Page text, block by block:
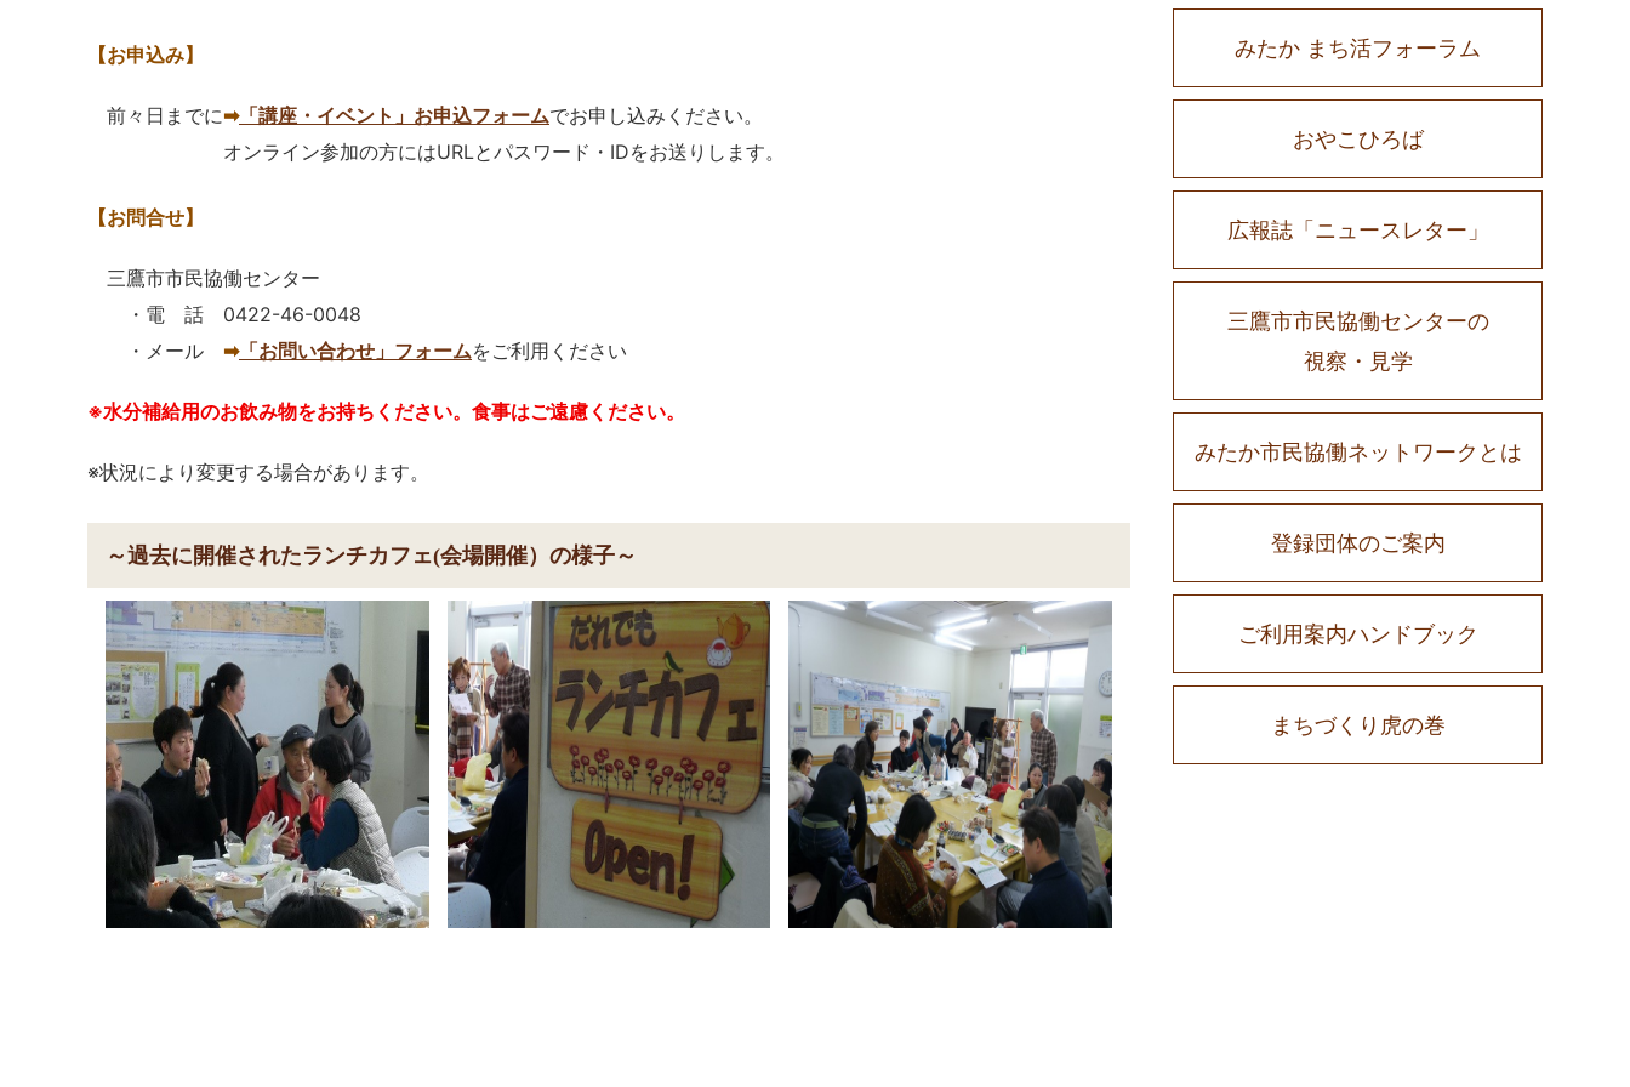
【お申込み】
前々日までに➡「講座・イベント」お申込フォームでお申し込みください。
オンライン参加の方にはURLとパスワード・IDをお送りします。
【お問合せ】
三鷹市市民協働センター
・電 話 0422-46-0048
・メール ➡「お問い合わせ」フォームをご利用ください
※水分補給用のお飲み物をお持ちください。食事はご遠慮ください。
※状況により変更する場合があります。
～過去に開催されたランチカフェ(会場開催）の様子～
みたか まち活フォーラム
おやこひろば
広報誌「ニュースレター」
三鷹市市民協働センターの
視察・見学
みたか市民協働ネットワークとは
登録団体のご案内
ご利用案内ハンドブック
まちづくり虎の巻